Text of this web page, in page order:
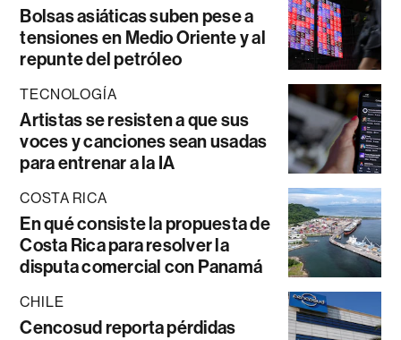
Bolsas asiáticas suben pese a
tensiones en Medio Oriente y al
repunte del petróleo
TECNOLOGÍA
Artistas se resisten a que sus
voces y canciones sean usadas
para entrenar a la IA
COSTA RICA
En qué consiste la propuesta de
Costa Rica para resolver la
disputa comercial con Panamá
CHILE
Cencosud reporta pérdidas